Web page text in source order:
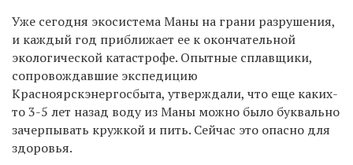
Уже сегодня экосистема Маны на грани разрушения,
и каждый год приближает ее к окончательной
экологической катастрофе. Опытные сплавщики,
сопровождавшие экспедицию
Красноярскэнергосбыта, утверждали, что еще каких-
то3-5 лет назад воду из Маны можно было буквально
зачерпывать кружкой и пить. Сейчас это опасно для
здоровья.